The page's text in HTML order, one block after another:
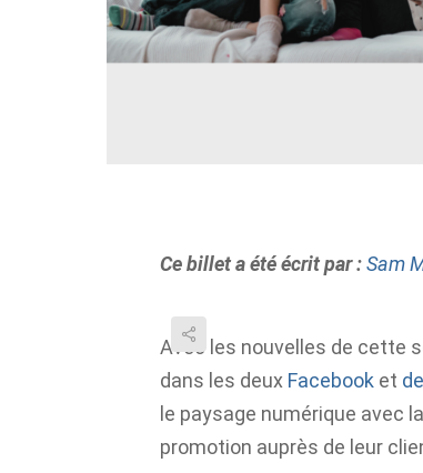
Ce billet a été écrit par :Sam
Avec les nouvelles de cette
dans les deux Facebook et
le paysage numérique avec
promotion auprès de leur